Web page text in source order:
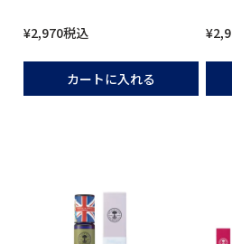
¥2,970税込
カートに入れる
¥